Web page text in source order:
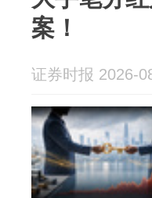
案！
证券时报 2026-